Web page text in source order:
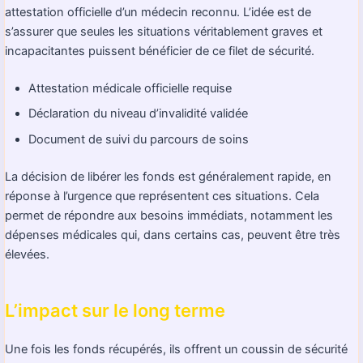
attestation officielle d’un médecin reconnu. L’idée est de
s’assurer que seules les situations véritablement graves et
incapacitantes puissent bénéficier de ce filet de sécurité.
Attestation médicale officielle requise
Déclaration du niveau d’invalidité validée
Document de suivi du parcours de soins
La décision de libérer les fonds est généralement rapide, en
réponse à l’urgence que représentent ces situations. Cela
permet de répondre aux besoins immédiats, notamment les
dépenses médicales qui, dans certains cas, peuvent être très
élevées.
L’impact sur le long terme
Une fois les fonds récupérés, ils offrent un coussin de sécurité